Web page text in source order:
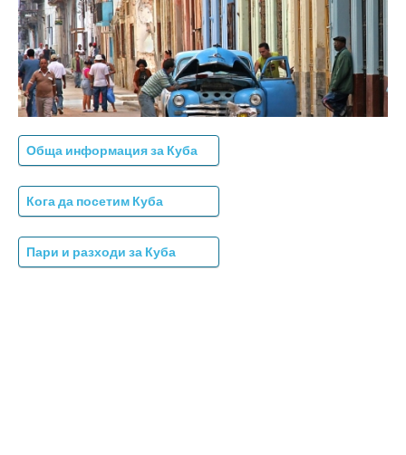
Обща информация за Куба
Кога да посетим Куба
Пари и разходи за Куба